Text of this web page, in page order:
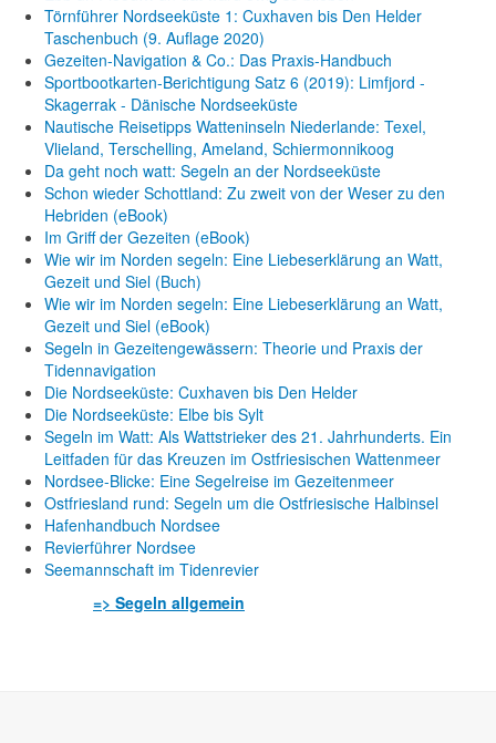
Törnführer Nordseeküste 1: Cuxhaven bis Den Helder
Taschenbuch (9. Auflage 2020)
Gezeiten-Navigation & Co.: Das Praxis-Handbuch
Sportbootkarten-Berichtigung Satz 6 (2019): Limfjord -
Skagerrak - Dänische Nordseeküste
Nautische Reisetipps Watteninseln Niederlande: Texel,
Vlieland, Terschelling, Ameland, Schiermonnikoog
Da geht noch watt: Segeln an der Nordseeküste
Schon wieder Schottland: Zu zweit von der Weser zu den
Hebriden (eBook)
Im Griff der Gezeiten (eBook)
Wie wir im Norden segeln: Eine Liebeserklärung an Watt,
Gezeit und Siel (Buch)
Wie wir im Norden segeln: Eine Liebeserklärung an Watt,
Gezeit und Siel (eBook)
Segeln in Gezeitengewässern: Theorie und Praxis der
Tidennavigation
Die Nordseeküste: Cuxhaven bis Den Helder
Die Nordseeküste: Elbe bis Sylt
Segeln im Watt: Als Wattstrieker des 21. Jahrhunderts. Ein
Leitfaden für das Kreuzen im Ostfriesischen Wattenmeer
Nordsee-Blicke: Eine Segelreise im Gezeitenmeer
Ostfriesland rund: Segeln um die Ostfriesische Halbinsel
Hafenhandbuch Nordsee
Revierführer Nordsee
Seemannschaft im Tidenrevier
=> Segeln allgemein